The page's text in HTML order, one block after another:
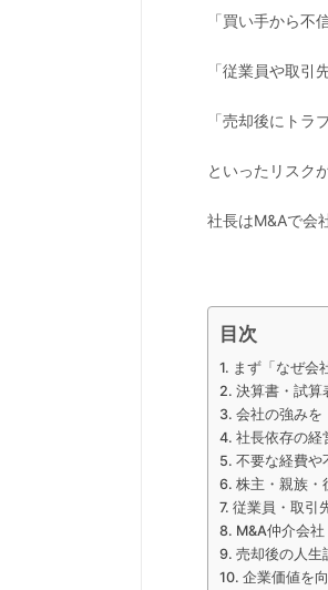
「買い手から不
「従業員や取引
「売却後にトラ
といったリスク
社長はM&Aで会
目次
1. まず「なぜ会
2. 決算書・試算
3. 会社の強みを
4. 社長依存の経
5. 不要な経費や
6. 株主・親族・
7. 従業員・取引
8. M&A仲介会
9. 売却後の人生
10. 企業価値を